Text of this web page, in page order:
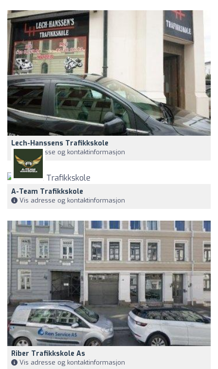
Lech-Hanssens Trafikkskole
Vis adresse og kontaktinformasjon
A-Team Trafikkskole
Vis adresse og kontaktinformasjon
Riber Trafikkskole As
Vis adresse og kontaktinformasjon